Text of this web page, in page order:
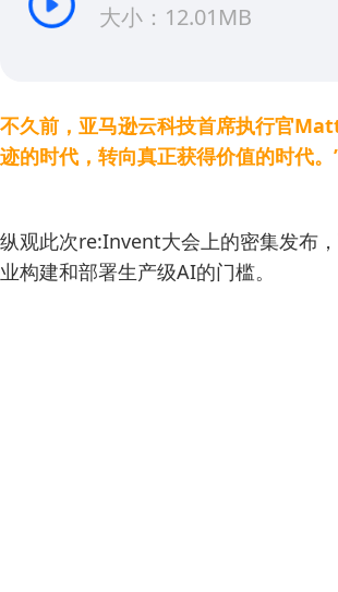
大小：12.01MB
不久前，亚马逊云科技首席执行官
迹的时代，转向真正获得价值的时代。
纵观此次re:Invent大会上的密集发布
业构建和部署生产级AI的门槛。